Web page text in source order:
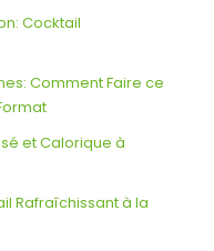
Cocktail
Comment Faire ce
et Calorique à
Rafraîchissant à la